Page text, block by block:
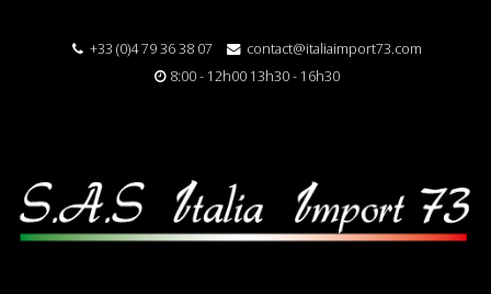
+33 (0)4 79 36 38 07
contact@italiaimport73.com
8:00 - 12h00 13h30 - 16h30